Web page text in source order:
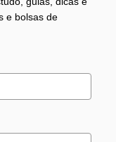
e bolsas de